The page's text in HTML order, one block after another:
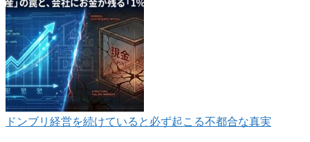
ドンブリ経営を続けていると必ず起こる不都合な真実